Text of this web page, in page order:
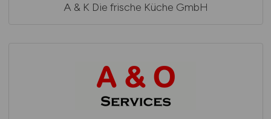
A & K Die frische Küche GmbH